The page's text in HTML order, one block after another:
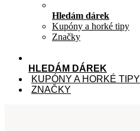
Hledám dárek
Kupóny a horké tipy
Značky
HLEDÁM DÁREK
KUPÓNY A HORKÉ TIPY
ZNAČKY